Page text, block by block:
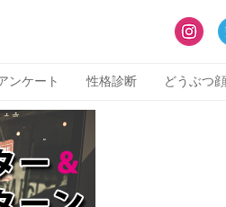
ンケート 性格診断 どうぶつ